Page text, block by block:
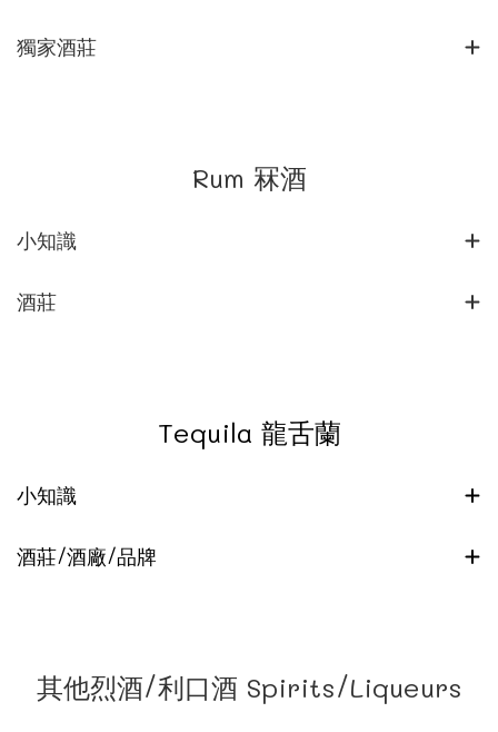
獨家酒莊
Rum 冧酒
小知識
酒莊
Tequila 龍舌蘭
小知識
酒莊/酒廠/品牌
其他烈酒/利口酒 Spirits/Liqueurs